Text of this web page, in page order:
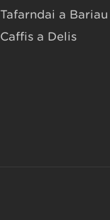
Tafarndai a Bariau
Caffis a Delis